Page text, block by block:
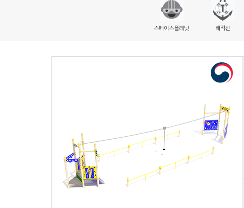
스페이스플래닛 해적선